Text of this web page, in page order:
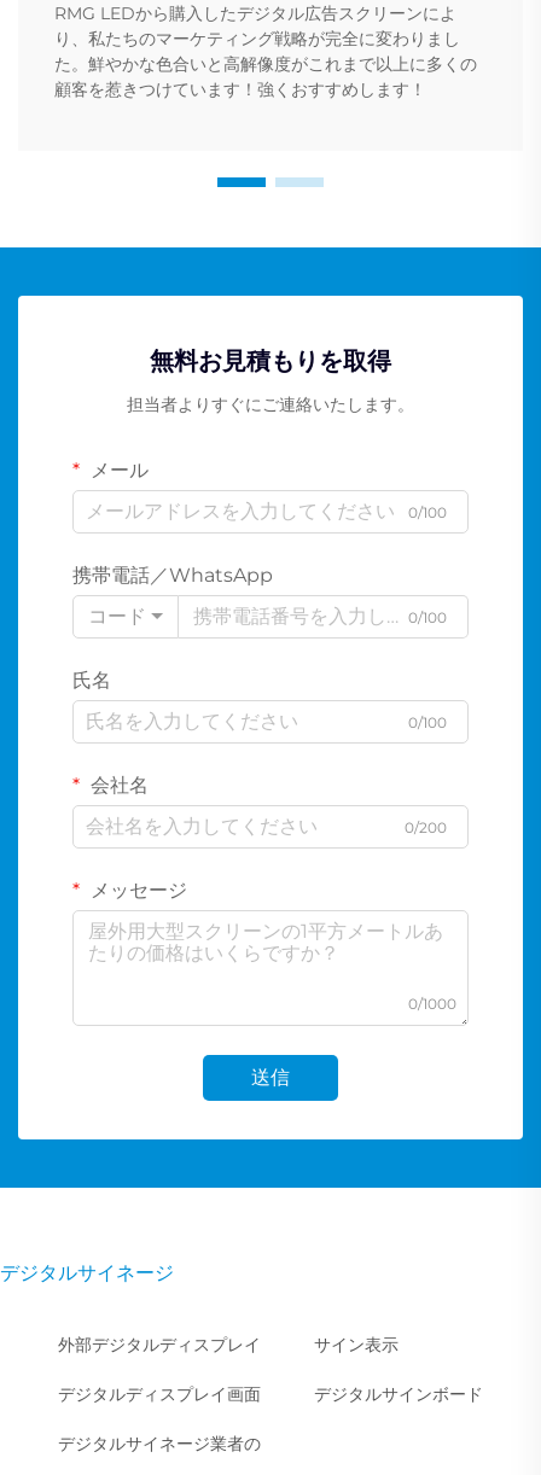
RMG LEDから購入したデジタル広告スクリーンによ
り、私たちのマーケティング戦略が完全に変わりまし
た。鮮やかな色合いと高解像度がこれまで以上に多くの
顧客を惹きつけています！強くおすすめします！
無料お見積もりを取得
担当者よりすぐにご連絡いたします。
メール
0/100
携帯電話／WhatsApp
コード
0/100
氏名
0/100
会社名
0/200
メッセージ
0/1000
送信
デジタルサイネージ
外部デジタルディスプレイ サイン表示
デジタルディスプレイ画面 デジタルサインボード
デジタルサイネージ業者の